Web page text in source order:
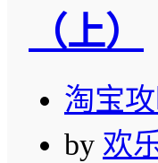
（上）
淘宝
by 欢